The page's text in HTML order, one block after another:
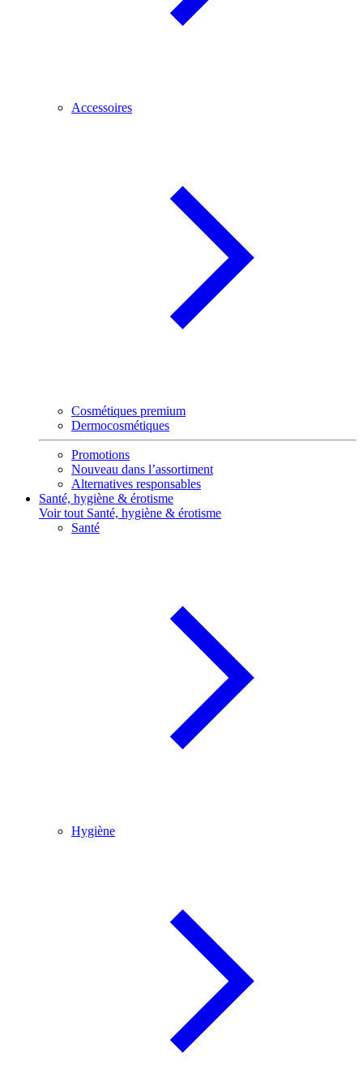
Accessoires
Cosmétiques premium
Dermocosmétiques
Promotions
Nouveau dans l’assortiment
Alternatives responsables
Santé, hygiène & érotisme
Voir tout Santé, hygiène & érotisme
Santé
Hygiène